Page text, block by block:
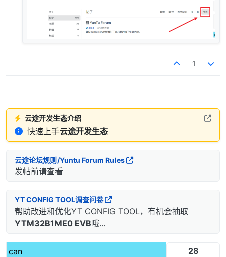
1
云途开发生态介绍
快速上手云途开发生态
云途论坛规则/Yuntu Forum Rules
发帖前请查看
YT CONFIG TOOL调查问卷
帮助改进和优化YT CONFIG TOOL，有机会抽取
YTM32B1ME0 EVB哦...
can
28